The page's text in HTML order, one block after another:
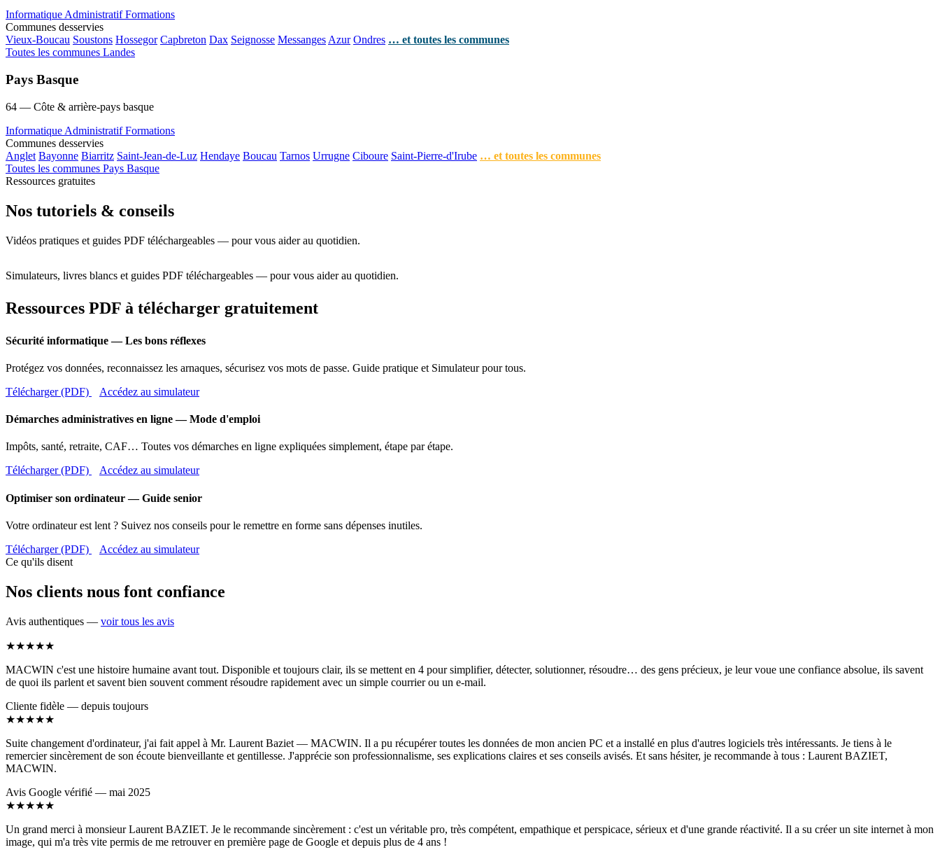
Informatique AdministratifFormations
Communes desservies
Vieux-Boucau Soustons Hossegor Capbreton Dax Seignosse Messanges Azur Ondres … et toutes les communes
Toutes les communes Landes
Pays Basque
64 — Côte & arrière-pays basque
Informatique AdministratifFormations
Communes desservies
Anglet Bayonne Biarritz Saint-Jean-de-Luz Hendaye Boucau Tarnos Urrugne Ciboure Saint-Pierre-d'Irube … et toutes les communes
Toutes les communes Pays Basque
Ressources gratuites
Nos tutoriels & conseils
Vidéos pratiques et guides PDF téléchargeables — pour vous aider au quotidien.
Simulateurs, livres blancs et guides PDF téléchargeables — pour vous aider au quotidien.
Ressources PDF à télécharger gratuitement
Sécurité informatique — Les bons réflexes
Protégez vos données, reconnaissez les arnaques, sécurisez vos mots de passe. Guide pratique et Simulateur pour tous.
Télécharger (PDF)
Accédez au simulateur
Démarches administratives en ligne — Mode d'emploi
Impôts, santé, retraite, CAF… Toutes vos démarches en ligne expliquées simplement, étape par étape.
Télécharger (PDF)
Accédez au simulateur
Optimiser son ordinateur — Guide senior
Votre ordinateur est lent ? Suivez nos conseils pour le remettre en forme sans dépenses inutiles.
Télécharger (PDF)
Accédez au simulateur
Ce qu'ils disent
Nos clients nous font confiance
Avis authentiques — voir tous les avis
★★★★★
MACWIN c'est une histoire humaine avant tout. Disponible et toujours clair, ils se mettent en 4 pour simplifier, détecter, solutionner, résoudre… des gens précieux, je leur voue une confiance absolue, ils savent
de quoi ils parlent et savent bien souvent comment résoudre rapidement avec un simple courrier ou un e-mail.
Cliente fidèle — depuis toujours
★★★★★
Suite changement d'ordinateur, j'ai fait appel à Mr. Laurent Baziet — MACWIN. Il a pu récupérer toutes les données de mon ancien PC et a installé en plus d'autres logiciels très intéressants. Je tiens à le
remercier sincèrement de son écoute bienveillante et gentillesse. J'apprécie son professionnalisme, ses explications claires et ses conseils avisés. Et sans hésiter, je recommande à tous : Laurent BAZIET,
MACWIN.
Avis Google vérifié — mai 2025
★★★★★
Un grand merci à monsieur Laurent BAZIET. Je le recommande sincèrement : c'est un véritable pro, très compétent, empathique et perspicace, sérieux et d'une grande réactivité. Il a su créer un site internet à mon
image, qui m'a très vite permis de me retrouver en première page de Google et depuis plus de 4 ans !